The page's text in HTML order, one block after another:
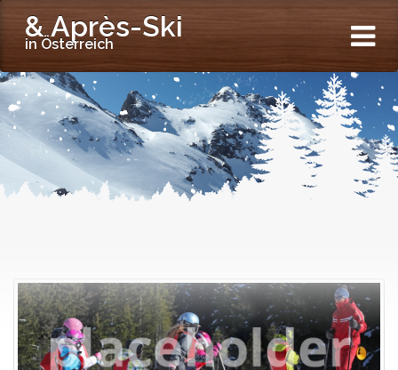
& Après-Ski
in Österreich